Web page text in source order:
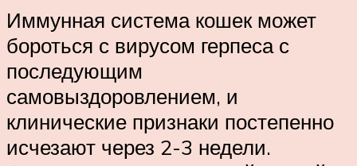
Иммунная система кошек может
бороться с вирусом герпеса с
последующим
самовыздоровлением, и
клинические признаки постепенно
исчезают через 2-3 недели.